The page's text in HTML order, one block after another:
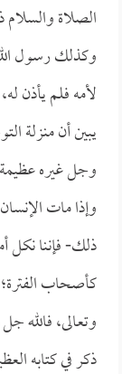
الصلاة
وكذلك رسول
لأمه فلم يأذن
يبين أن منزلة
وجل غيره
وإذا مات
ذلك- فإننا نكل
كأصحاب
وتعالى، فالله
ذكر في كتابه